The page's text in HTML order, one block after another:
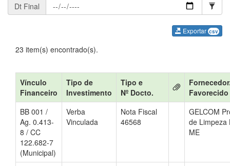
Dt Final
Exportar csv
23 item(s) encontrado(s).
Vínculo
Financeiro
Tipo de
Investimento
Tipo e
Nº Docto.
Favorecido
BB 001 /
Ag. 0.413-
8 / CC
122.682-7
(Municipal)
Verba
Vinculada
Nota Fiscal
46568
GELCOM
de Limpeza
ME